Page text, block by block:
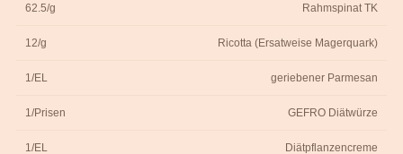
62.5/g Rahmspinat TK
12/g Ricotta (Ersatweise Magerquark)
1/EL geriebener Parmesan
1/Prisen GEFRO Diätwürze
1/EL Diätpflanzencreme